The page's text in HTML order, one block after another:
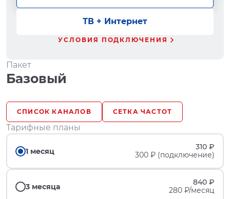
ТВ + Интернет
УСЛОВИЯ ПОДКЛЮЧЕНИЯ
Пакет
Базовый
СПИСОК КАНАЛОВ СЕТКА ЧАСТОТ
Тарифные планы
1 месяц
310 ₽
300 ₽ (подключение)
3 месяца
840 ₽
280 ₽/месяц